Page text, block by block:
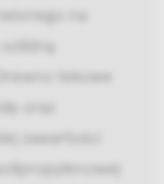
na
tekowe
oraz
zawartości